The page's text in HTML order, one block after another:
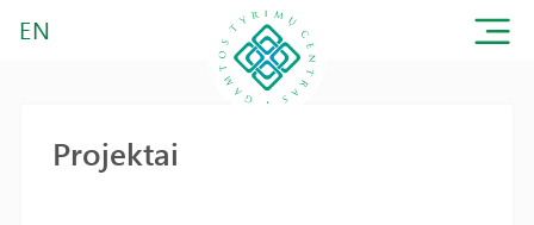
EN
Projektai